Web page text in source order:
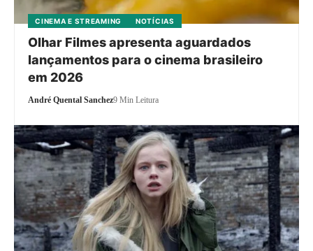
CINEMA E STREAMING NOTÍCIAS
Olhar Filmes apresenta aguardados
lançamentos para o cinema brasileiro
em 2026
André Quental Sanchez9 Min Leitura